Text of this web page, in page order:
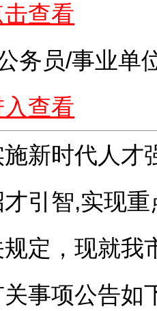
击查看
务员/事业单
查看
时代人才
引智,实现
定，现就我
事项公告如